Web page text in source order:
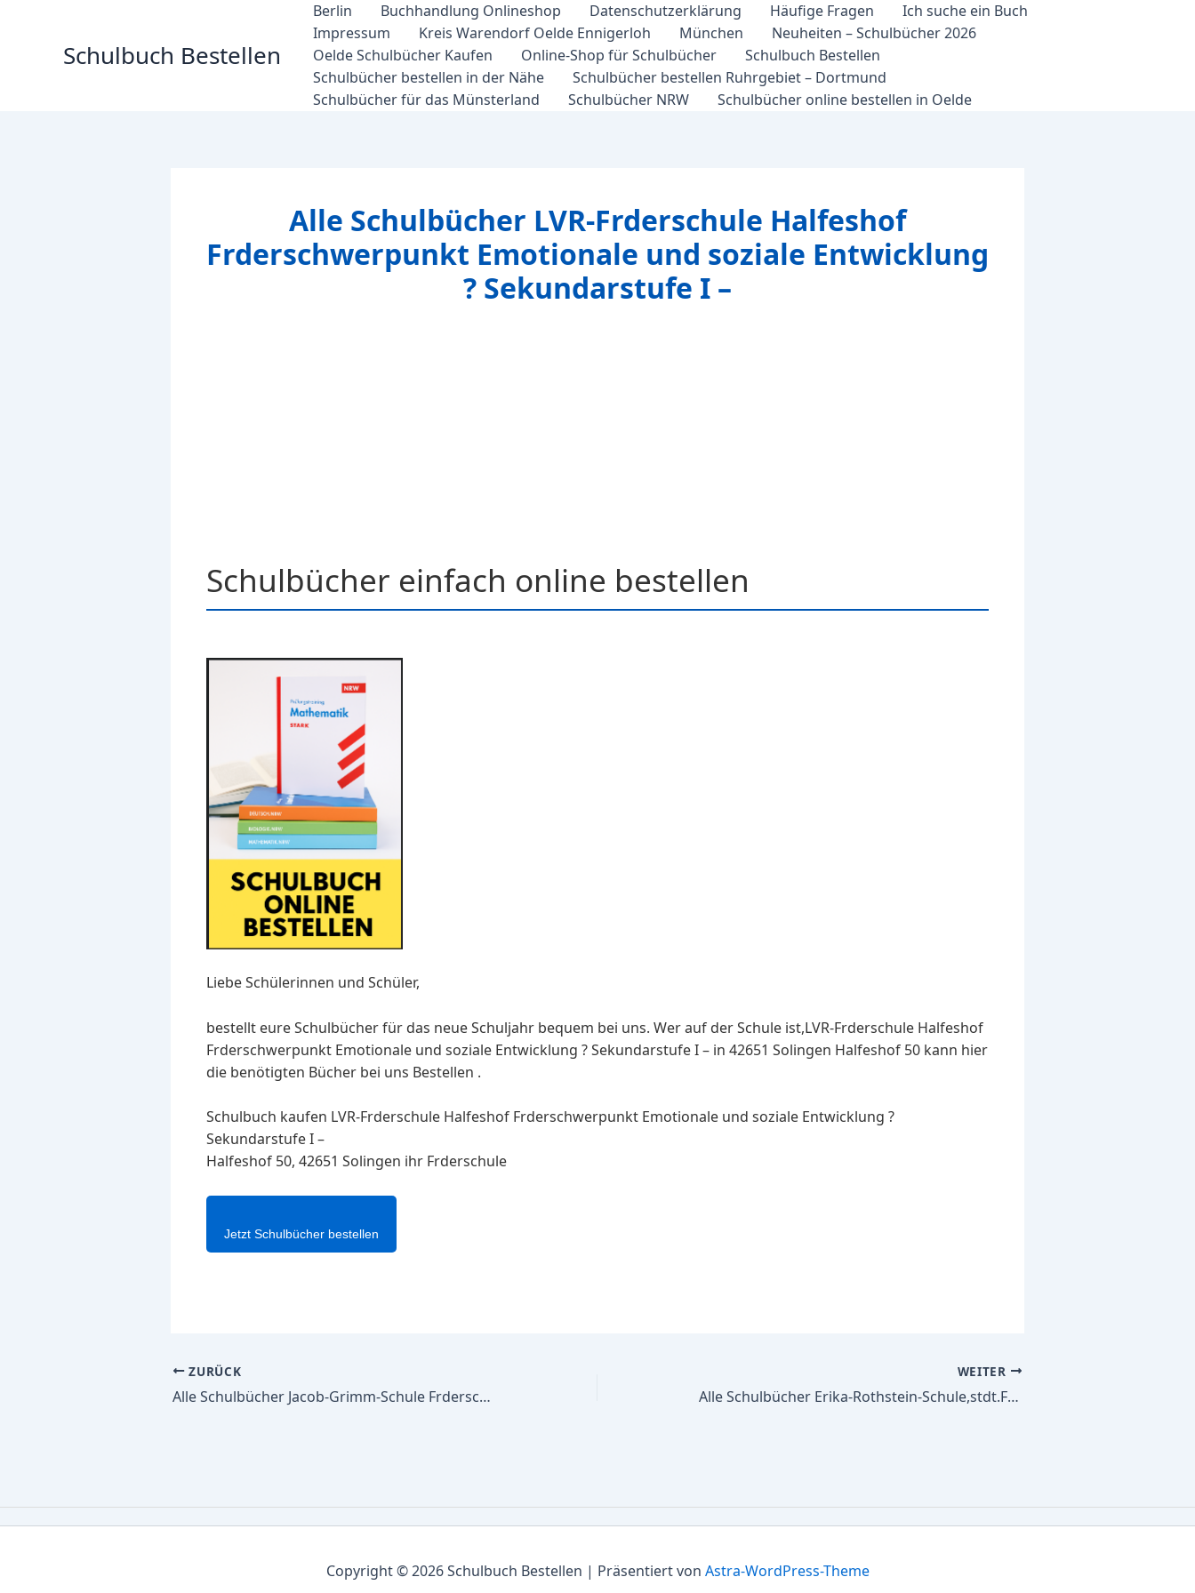
Schulbuch Bestellen
Berlin Buchhandlung Onlineshop Datenschutzerklärung Häufige Fragen
Ich suche ein Buch
Impressum
Kreis Warendorf Oelde Ennigerloh München
Neuheiten – Schulbücher 2026
Oelde Schulbücher Kaufen
Online-Shop für Schulbücher
Schulbuch Bestellen
Schulbücher bestellen in der Nähe
Schulbücher bestellen Ruhrgebiet – Dortmund
Schulbücher für das Münsterland
Schulbücher NRW Schulbücher online bestellen in Oelde
Alle Schulbücher LVR-Frderschule Halfeshof
Frderschwerpunkt Emotionale und soziale Entwicklung
? Sekundarstufe I –
Schulbücher einfach online bestellen
Liebe Schülerinnen und Schüler,
bestellt eure Schulbücher für das neue Schuljahr bequem bei uns. Wer auf der Schule ist,LVR-Frderschule Halfeshof
Frderschwerpunkt Emotionale und soziale Entwicklung ? Sekundarstufe I – in 42651 Solingen Halfeshof 50 kann hier
die benötigten Bücher bei uns Bestellen .
Schulbuch kaufen LVR-Frderschule Halfeshof Frderschwerpunkt Emotionale und soziale Entwicklung ?
Sekundarstufe I –
Halfeshof 50, 42651 Solingen ihr Frderschule
Jetzt Schulbücher bestellen
ZURÜCK
Alle Schulbücher Jacob-Grimm-Schule Frderschule des Kreises Soest Frderschwerpunkt Sprache ? Primarstufe
WEITER
Alle Schulbücher Erika-Rothstein-Schule,stdt.Frders.m.d FSPLernen,Emot.u.soz.Entwicklung -Primar u.SekI-u.Sprache-Primar-i.integrat.Verb.
Copyright © 2026 Schulbuch Bestellen | Präsentiert von Astra-WordPress-Theme